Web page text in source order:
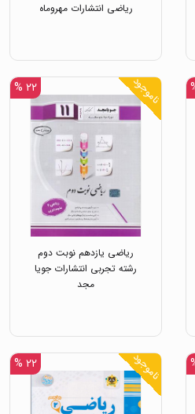
ریاضی انتشارات مهروماه
ناموجود ۲۲ %
ریاضی یازدهم نوبت دوم
رشته تجربی انتشارات جویا
مجد
ناموجود ۲۲ %